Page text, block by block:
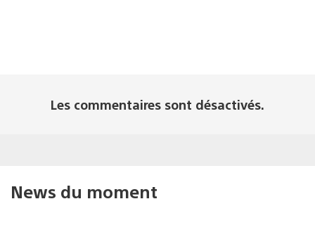
Les commentaires sont désactivés.
News du moment